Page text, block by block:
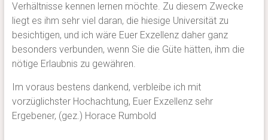
Verhältnisse kennen lernen möchte. Zu diesem Zwecke
liegt es ihm sehr viel daran, die hiesige Universität zu
besichtigen, und ich wäre Euer Exzellenz daher ganz
besonders verbunden, wenn Sie die Güte hätten, ihm die
nötige Erlaubnis zu gewähren.
Im voraus bestens dankend, verbleibe ich mit
vorzüglichster Hochachtung, Euer Exzellenz sehr
Ergebener, (gez.) Horace Rumbold